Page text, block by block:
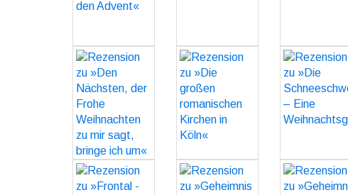
Rezension zu
»Den
Nächsten, der
Frohe
Weihnachten
zu mir sagt,
bringe ich um«
GO
Rezension zu
»Die großen
romanischen
Kirchen in
Köln«
Rezension
»Die
– Eine
Rezension zu
»Frontal -
Rezension zu
»Geheimnis in
Rezension
»Geheimnis